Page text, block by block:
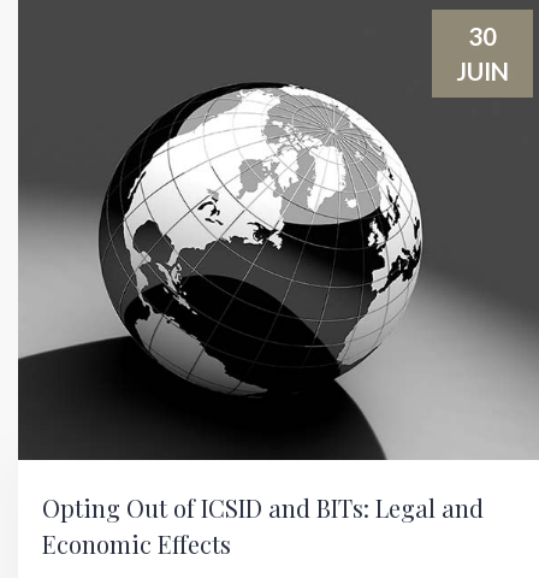
30
JUIN
Opting Out of ICSID and BITs: Legal and
Economic Effects